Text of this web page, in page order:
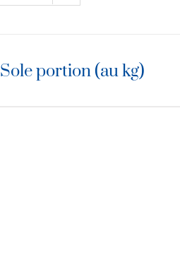
Sole portion (au kg)